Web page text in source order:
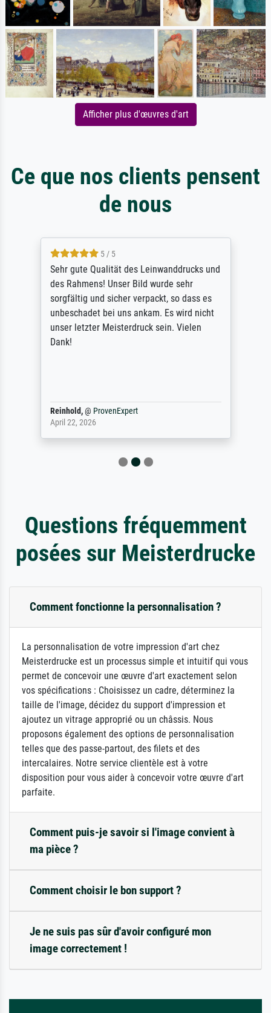
Afficher plus d'œuvres d'art
Ce que nos clients pensent
de nous
5 / 5
Sehr gute Qualität des Leinwanddrucks und
des Rahmens! Unser Bild wurde sehr
sorgfältig und sicher verpackt, so dass es
unbeschadet bei uns ankam. Es wird nicht
unser letzter Meisterdruck sein. Vielen
Dank!
Reinhold,@ ProvenExpert
April 22, 2026
Questions fréquemment
posées sur Meisterdrucke
Comment fonctionne la personnalisation ?
La personnalisation de votre impression d'art chez
Meisterdrucke est un processus simple et intuitif qui vous
permet de concevoir une œuvre d'art exactement selon
vos spécifications : Choisissez un cadre, déterminez la
taille de l'image, décidez du support d'impression et
ajoutez un vitrage approprié ou un châssis. Nous
proposons également des options de personnalisation
telles que des passe-partout, des filets et des
intercalaires. Notre service clientèle est à votre
disposition pour vous aider à concevoir votre œuvre d'art
parfaite.
Comment puis-je savoir si l'image convient à
ma pièce ?
Comment choisir le bon support ?
Je ne suis pas sûr d'avoir configuré mon
image correctement !